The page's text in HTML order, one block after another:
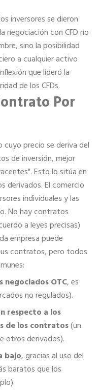
inversores se dieron
negociación con CFD no
sino la posibilidad
a cualquier activo
que lideró la
de los CFDs.
Por
cuyo precio se deriva del
de inversión, mejor
Esto lo sitúa en
derivados. El comercio
individuales y las
No hay contratos
a leyes precisas)
empresa puede
contratos, pero todos
negociados OTC, es
no regulados).
respecto a los
de los contratos(un
otros derivados).
bajo, gracias al uso del
baratos que los